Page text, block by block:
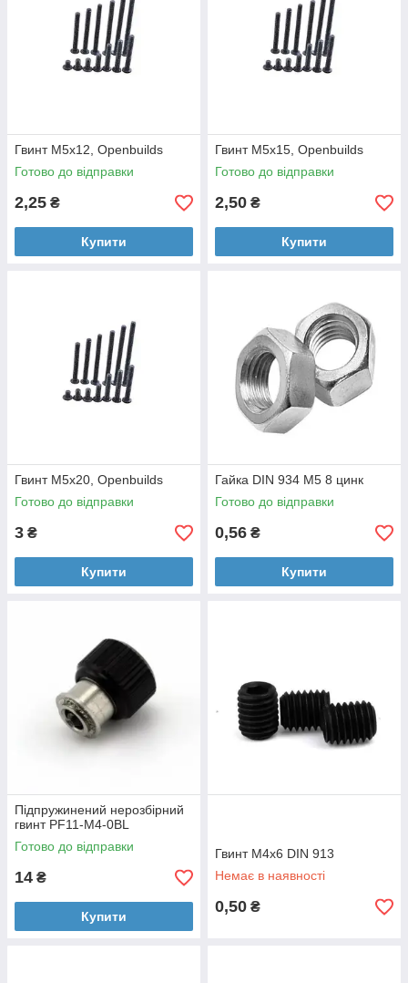
Гвинт М5х12, Openbuilds
Готово до відправки
2,25 ₴
Купити
Гвинт М5х15, Openbuilds
Готово до відправки
2,50 ₴
Купити
Гвинт М5х20, Openbuilds
Готово до відправки
3 ₴
Купити
Гайка DIN 934 М5 8 цинк
Готово до відправки
0,56 ₴
Купити
Підпружинений нерозбірний
гвинт PF11-M4-0BL
Готово до відправки
14 ₴
Купити
Гвинт M4x6 DIN 913
Немає в наявності
0,50 ₴